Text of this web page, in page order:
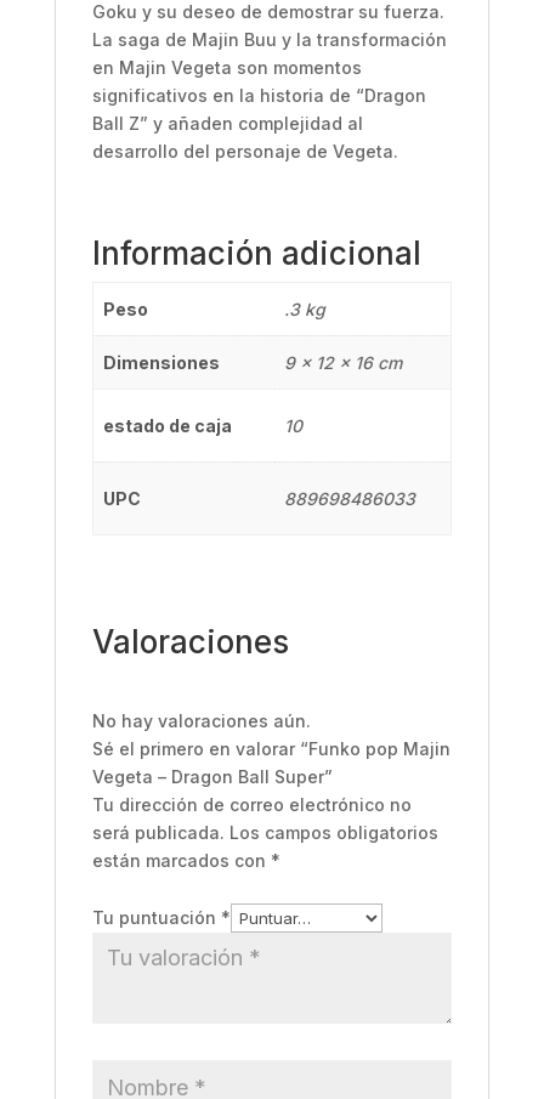
Goku y su deseo de demostrar su fuerza.
La saga de Majin Buu y la transformación
en Majin Vegeta son momentos
significativos en la historia de “Dragon
Ball Z” y añaden complejidad al
desarrollo del personaje de Vegeta.
Información adicional
Peso .3 kg
Dimensiones 9 × 12 × 16 cm
estado de caja 10
UPC 889698486033
Valoraciones
No hay valoraciones aún.
Sé el primero en valorar “Funko pop Majin
Vegeta – Dragon Ball Super”
Tu dirección de correo electrónico no
será publicada. Los campos obligatorios
están marcados con *
Tu puntuación *